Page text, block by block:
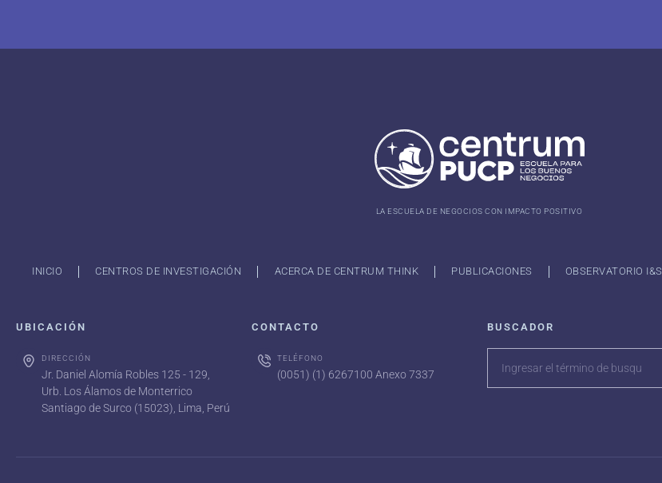
LA ESCUELA DE NEGOCIOS CON IMPACTO POSITIVO
INICIO CENTROS DE INVESTIGACIÓN ACERCA DE CENTRUM THINK PUBLICACIONES OBSERVATORIO I&S
UBICACIÓN
DIRECCIÓN
Jr. Daniel Alomía Robles 125 - 129,
Urb. Los Álamos de Monterrico
Santiago de Surco (15023), Lima, Perú
CONTACTO
TELÉFONO
(0051) (1) 6267100 Anexo 7337
BUSCADOR